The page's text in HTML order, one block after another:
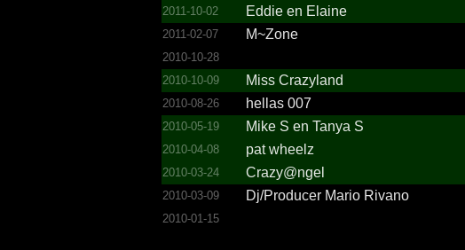
2011-10-02 Eddie en Elaine
2011-02-07 M~Zone
2010-10-28
2010-10-09 Miss Crazyland
2010-08-26 hellas 007
2010-05-19 Mike S en Tanya S
2010-04-08 pat wheelz
2010-03-24 Crazy@ngel
2010-03-09 Dj/­Producer Mario Rivano
2010-01-15